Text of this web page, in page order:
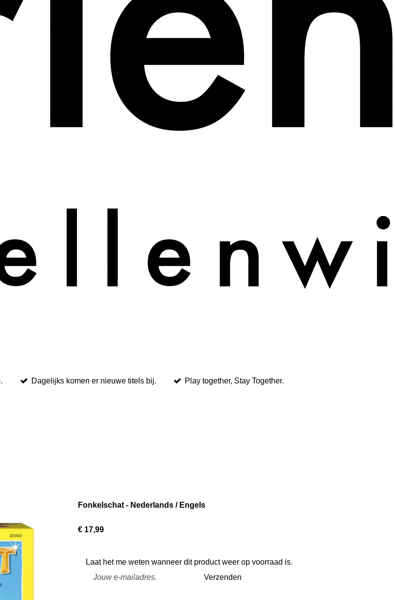
Dagelijks komen er nieuwe titels bij. Play together, Stay Together.
Fonkelschat - Nederlands / Engels
€ 17,99
Laat het me weten wanneer dit product weer op voorraad is.
Verzenden